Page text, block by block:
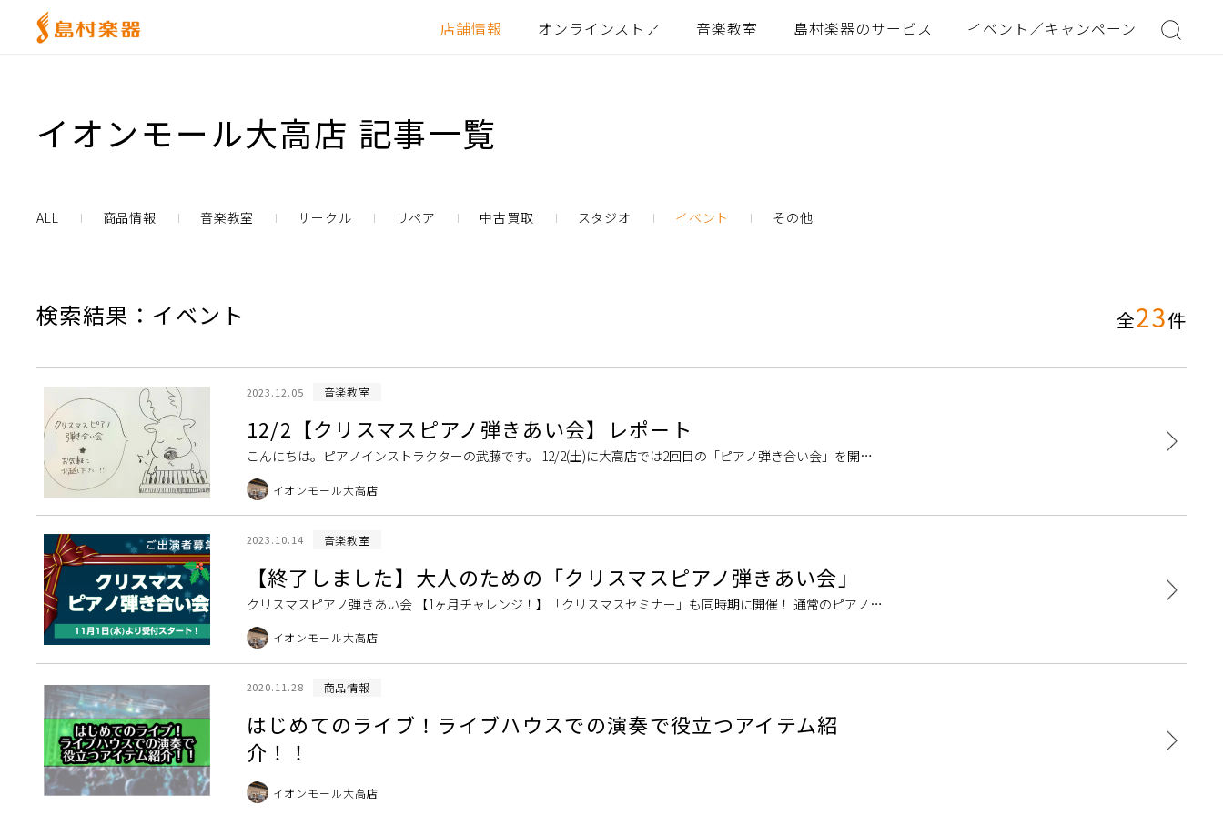
店舗情報 オンラインストア 音楽教室 島村楽器のサービス イベント／キャンペーン
イオンモール大高店 記事一覧
ALL 商品情報 音楽教室 サークル リペア 中古買取 スタジオ イベント その他
検索結果：イベント 全23件
2023.12.05 音楽教室
12/2【クリスマスピアノ弾きあい会】レポート
こんにちは。ピアノインストラクターの武藤です。 12/2(土)に大高店では2回目の「ピアノ弾き合い会」を開催
させていただきました。 第1回目の様子はこちらをご覧ください。 ↓ ↓ 今回はピアノスクールとサロンの会
員様5名 […]
イオンモール大高店
2023.10.14 音楽教室
【終了しました】大人のための「クリスマスピアノ弾きあい会」
クリスマスピアノ弾きあい会 【1ヶ月チャレンジ！】「クリスマスセミナー」も同時期に開催！ 通常のピアノレ
ッスンを1ヶ月間受講できるものになります。クリスマスシーズンにピッタリの曲をひとつレパートリーにして
みませんか？ ち […]
イオンモール大高店
2020.11.28 商品情報
はじめてのライブ！ライブハウスでの演奏で役立つアイテム紹
介！！
イオンモール大高店